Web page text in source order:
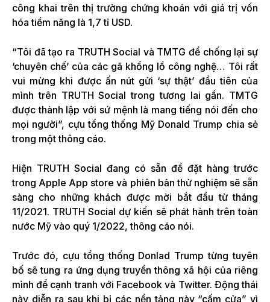
công khai trên thị trường chứng khoán với giá trị vốn
hóa tiềm năng là 1,7 tỉ USD.
“Tôi đã tạo ra TRUTH Social và TMTG để chống lại sự
‘chuyên chế’ của các gã khổng lồ công nghệ… Tôi rất
vui mừng khi được ấn nút gửi ‘sự thật’ đầu tiên của
mình trên TRUTH Social trong tương lai gần. TMTG
được thành lập với sứ mệnh là mang tiếng nói đến cho
mọi người”, cựu tổng thống Mỹ Donald Trump chia sẻ
trong một thông cáo.
Hiện TRUTH Social đang có sẵn để đặt hàng trước
trong Apple App store và phiên bản thử nghiệm sẽ sẵn
sàng cho những khách được mời bắt đầu từ tháng
11/2021. TRUTH Social dự kiến sẽ phát hành trên toàn
nước Mỹ vào quý 1/2022, thông cáo nói.
Trước đó, cựu tổng thống Donlad Trump từng tuyên
bố sẽ tung ra ứng dụng truyền thông xã hội của riêng
mình để cạnh tranh với Facebook và Twitter. Động thái
này diễn ra sau khi bị các nền tảng này “cấm cửa” vì